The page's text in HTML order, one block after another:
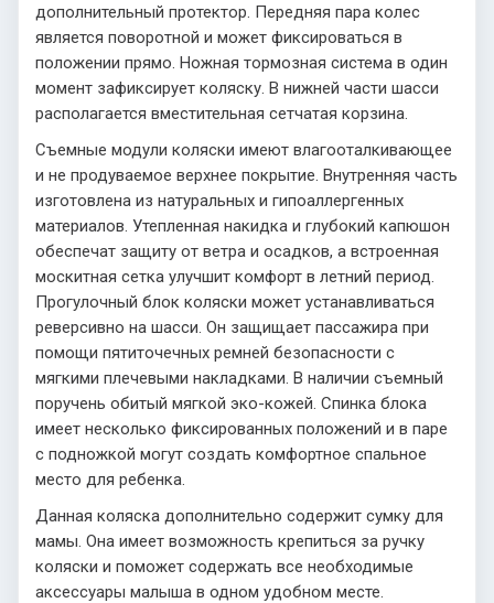
дополнительный протектор. Передняя пара колес
является поворотной и может фиксироваться в
положении прямо. Ножная тормозная система в один
момент зафиксирует коляску. В нижней части шасси
располагается вместительная сетчатая корзина.
Съемные модули коляски имеют влагооталкивающее
и не продуваемое верхнее покрытие. Внутренняя часть
изготовлена из натуральных и гипоаллергенных
материалов. Утепленная накидка и глубокий капюшон
обеспечат защиту от ветра и осадков, а встроенная
москитная сетка улучшит комфорт в летний период.
Прогулочный блок коляски может устанавливаться
реверсивно на шасси. Он защищает пассажира при
помощи пятиточечных ремней безопасности с
мягкими плечевыми накладками. В наличии съемный
поручень обитый мягкой эко-кожей. Спинка блока
имеет несколько фиксированных положений и в паре
с подножкой могут создать комфортное спальное
место для ребенка.
Данная коляска дополнительно содержит сумку для
мамы. Она имеет возможность крепиться за ручку
коляски и поможет содержать все необходимые
аксессуары малыша в одном удобном месте.